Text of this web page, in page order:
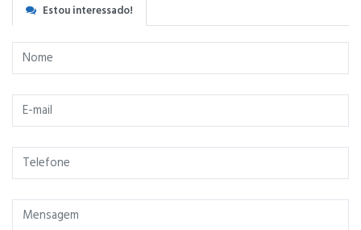
Estou interessado!